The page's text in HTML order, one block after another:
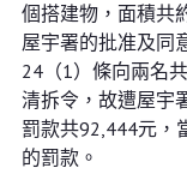
個搭建物，面積共
屋宇署的批准及同
24（1）條向兩名
清拆令，故遭屋宇
罰款共92,444元，
的罰款。